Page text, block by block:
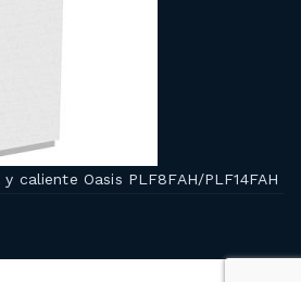
caliente Oasis PLF8FAH/PLF14FAH